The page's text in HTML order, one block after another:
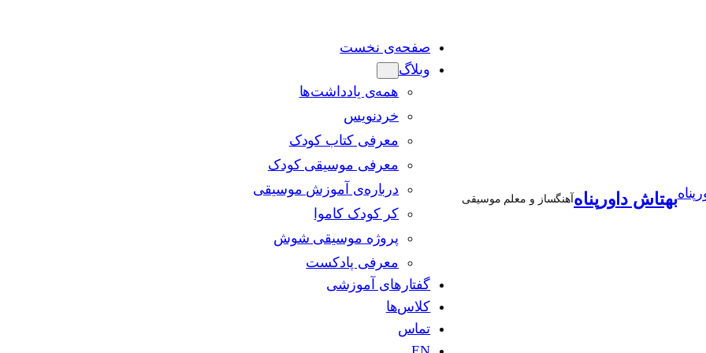
بهتاش داورپناهآهنگساز و معلم موسیقی
صفحه‌ی نخست
وبلاگ
همه‌ی یادداشت‌ها
خردنویس
معرفی کتاب کودک
معرفی موسیقی کودک
درباره‌ی آموزش موسیقی
کر کودک کاموا
پروژه موسیقی شوش
معرفی پادکست
گفتارهای آموزشی
کلاس‌ها
تماس